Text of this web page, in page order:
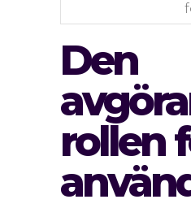
Den
rollen